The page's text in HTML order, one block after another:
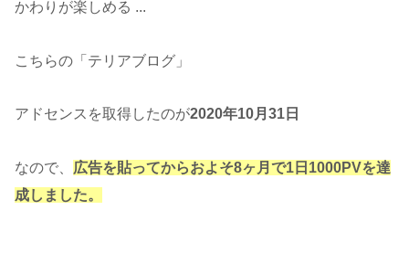
こちらの「テリアブログ」
アドセンスを取得したのが2020年10月31日
なので、 広告を貼ってからおよそ8ヶ月で1日1000PVを達
成しました。